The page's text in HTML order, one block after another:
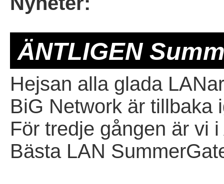
ÄNTLIGEN
Hejsan alla glada
BiG Network är tillbaka
För tredje gången är vi
Bästa LAN